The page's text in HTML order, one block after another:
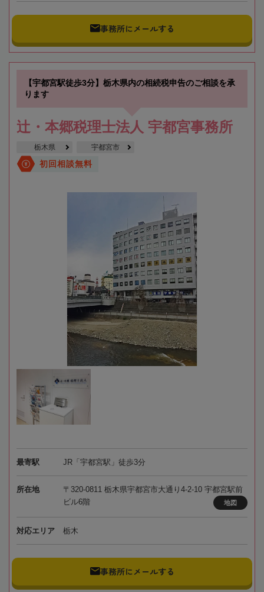
事務所にメールする
【宇都宮駅徒歩3分】栃木県内の相続税申告のご相談を承
ります
辻・本郷税理士法人 宇都宮事務所
栃木県 宇都宮市
初回相談無料
最寄駅 JR「宇都宮駅」徒歩3分
所在地
〒320-0811 栃木県宇都宮市大通り4-2-10 宇都宮駅前
ビル6階
地図
対応エリア 栃木
事務所にメールする